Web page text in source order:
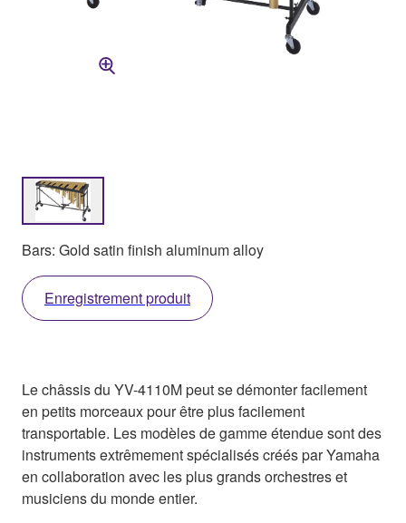
Bars: Gold satin finish aluminum alloy
Enregistrement produit
Le châssis du YV-4110M peut se démonter facilement
en petits morceaux pour être plus facilement
transportable. Les modèles de gamme étendue sont des
instruments extrêmement spécialisés créés par Yamaha
en collaboration avec les plus grands orchestres et
musiciens du monde entier.